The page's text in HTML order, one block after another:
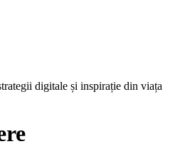
digitale și inspirație din viața